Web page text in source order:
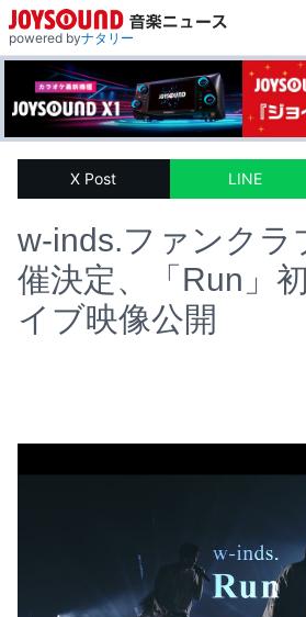
powered byナタリー
X Post LINE
w-inds.ファンクラ
催決定、「Run」
イブ映像公開